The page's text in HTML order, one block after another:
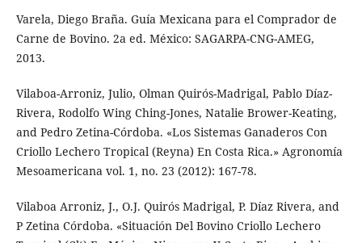
Varela, Diego Braña. Guía Mexicana para el Comprador de
Carne de Bovino. 2a ed. México: SAGARPA-CNG-AMEG,
2013.
Vilaboa-Arroniz, Julio, Olman Quirós-Madrigal, Pablo Díaz-
Rivera, Rodolfo Wing Ching-Jones, Natalie Brower-Keating,
and Pedro Zetina-Córdoba. «Los Sistemas Ganaderos Con
Criollo Lechero Tropical (Reyna) En Costa Rica.» Agronomía
Mesoamericana vol. 1, no. 23 (2012): 167-78.
Vilaboa Arroniz, J., O.J. Quirós Madrigal, P. Díaz Rivera, and
P Zetina Córdoba. «Situación Del Bovino Criollo Lechero